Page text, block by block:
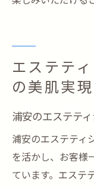
エステテ
の美肌実
浦安のエステテ
浦安のエステティ
を活かし、お客様
ています。エステ